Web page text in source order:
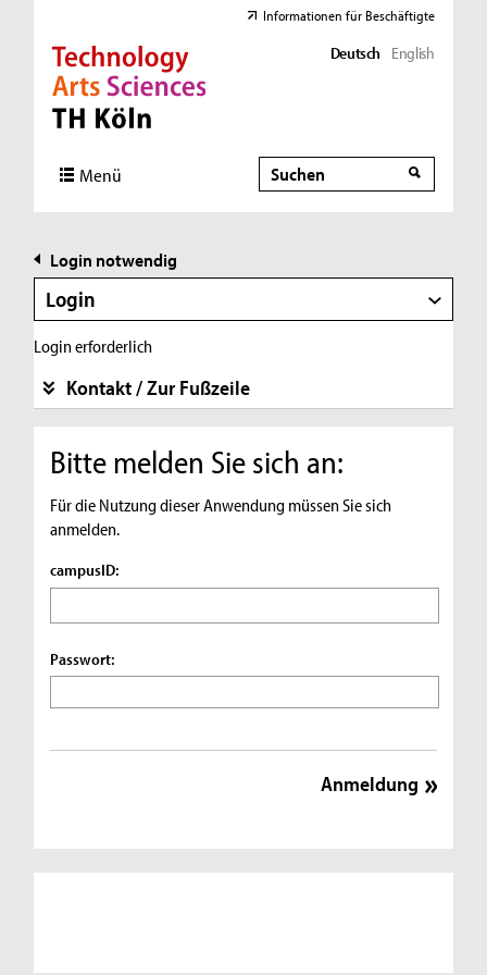
Direkt zur Hauptnavigation
Direkt zur Subnavigation
Direkt zum Inhalt
Direkt zum Fußbereich
Informationen für Beschäftigte
Deutsch English
Menü Suche
Suche
Login notwendig
Login
Login erforderlich
Kontakt / Zur Fußzeile
Bitte melden Sie sich an:
Für die Nutzung dieser Anwendung müssen Sie sich
anmelden.
campusID:
Passwort: